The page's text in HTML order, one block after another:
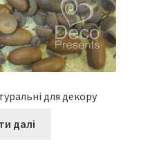
для декору
далі